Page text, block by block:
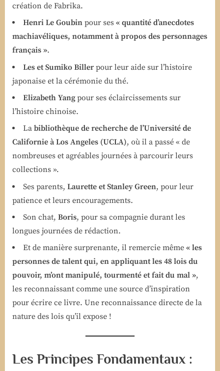
création de Fabrika.
Henri Le Goubin pour ses « quantité d’anecdotes
machiavéliques, notamment à propos des personnages
français ».
Les et Sumiko Biller pour leur aide sur l’histoire
japonaise et la cérémonie du thé.
Elizabeth Yangpour ses éclaircissements sur
l’histoire chinoise.
La bibliothèque de recherche de l’Université de
Californie à Los Angeles (UCLA), où il a passé « de
nombreuses et agréables journées à parcourir leurs
collections ».
Ses parents, Laurette et Stanley Green, pour leur
patience et leurs encouragements.
Son chat, Boris, pour sa compagnie durant les
longues journées de rédaction.
Et de manière surprenante, il remercie même « les
personnes de talent qui, en appliquant les 48 lois du
pouvoir, m’ont manipulé, tourmenté et fait du mal »,
les reconnaissant comme une source d’inspiration
pour écrire ce livre. Une reconnaissance directe de la
nature des lois qu’il expose !
Les Principes Fondamentaux :